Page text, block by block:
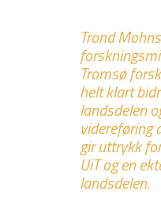
Trond
Tromsø
helt klart
landsdelen
videreføring
gir uttrykk
UiT og en
landsdelen.